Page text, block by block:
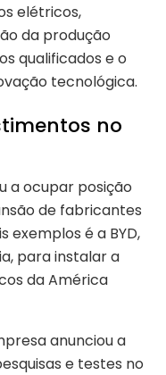
elétricos,
da produção
qualificados e o
tecnológica.
no
a ocupar posição
de fabricantes
exemplos é a BYD,
para instalar a
da América
anunciou a
e testes no